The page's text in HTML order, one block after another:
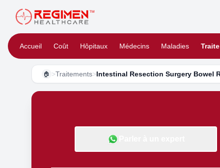
Accueil Coût Hôpitaux Médecins Maladies
🏠 >Traitements>Intestinal Resection Surgery Bowel